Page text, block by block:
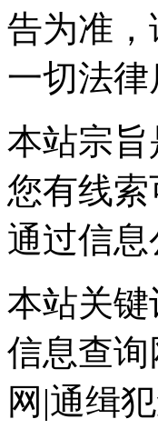
告为准
一切法
本站宗
您有线
通过信
本站关
信息查
网|通缉